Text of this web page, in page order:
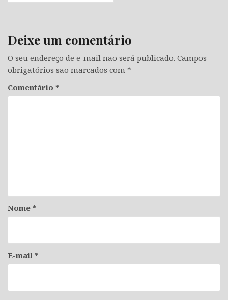
Deixe um comentário
O seu endereço de e-mail não será publicado. Campos
obrigatórios são marcados com *
Comentário *
Nome *
E-mail *